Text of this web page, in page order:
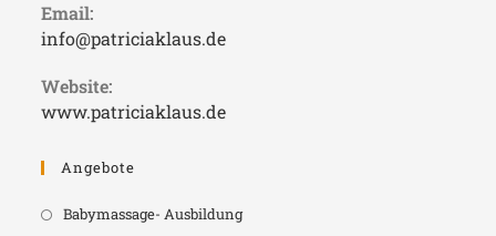
Email:
info@patriciaklaus.de
Website:
www.patriciaklaus.de
Angebote
Babymassage- Ausbildung